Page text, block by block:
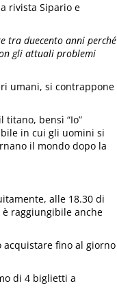
rivista Sipario e
tra duecento anni perché
gli attuali problemi
umani, si contrappone
bensì “Io”
in cui gli uomini si
il mondo dopo la
alle 18.30 di
raggiungibile anche
acquistare fino al giorno
di 4 biglietti a